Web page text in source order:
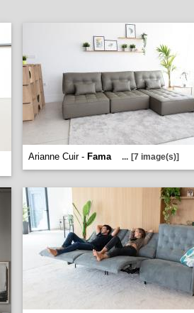
Arianne Cuir - Fama ... [7 image(s)]